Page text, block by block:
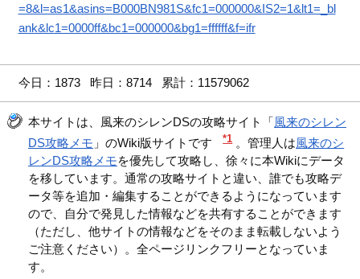
=8&l=as1&asins=B000BN981S&fc1=000000&IS2=1&lt1=_bl
ank&lc1=0000ff&bc1=000000&bg1=ffffff&f=ifr
今日：1873 昨日：8714 累計：11579062
本サイトは、風来のシレンDSの攻略サイト「風来のシレン
DS攻略メモ 」のWiki版サイトです *1 。管理人は風来のシ
レンDS攻略メモを優先して攻略し、徐々に本Wikiにデータ
を移しています。通常の攻略サイトと違い、誰でも攻略デ
ータ等を追加・編集することができるようになっています
ので、自分で発見した情報などを共有することができます
（ただし、他サイトの情報などをそのまま転載しないよう
ご注意ください）。全ページリンクフリーとなっていま
す。